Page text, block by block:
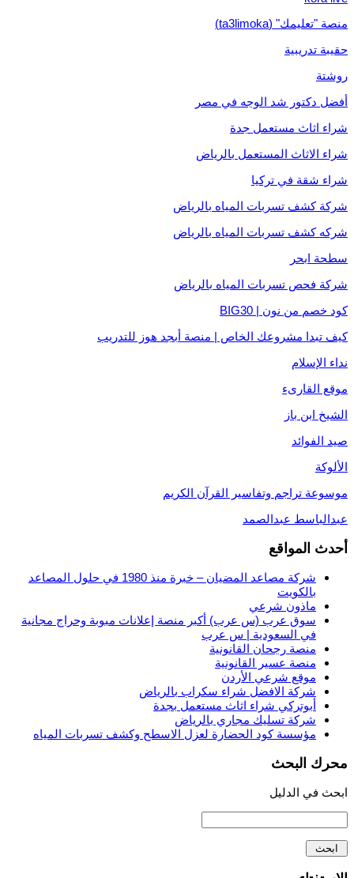
منصة "تعليمك" (ta3limoka)
حقيبة تدريبية
روشتة
أفضل دكتور شد الوجه في مصر
شراء اثاث مستعمل جدة
شراء الاثاث المستعمل بالرياض
شراء شقة في تركيا
شركة كشف تسربات المياه بالرياض
شركه كشف تسربات المياه بالرياض
سطحة ابحر
شركة فحص تسربات المياه بالرياض
كود خصم من نون | BIG30
كيف تبدا مشروعك الخاص | منصة أبجد هوز للتدريب
نداء الإسلام
موقع القارىء
الشيخ ابن باز
صيد الفوائد
الألوكة
موسوعة تراجم وتفاسير القرآن الكريم
عبدالباسط عبدالصمد
أحدث المواقع
شركة مصاعد المضيان – خبرة منذ 1980 في حلول المصاعد
بالكويت
ماذون شرعي
سوق عرب (س عرب) أكبر منصة إعلانات مبوبة وحراج مجانية
في السعودية | س عرب
منصة رجحان القانونية
منصة عسير القانونية
موقع شرعي الأردن
شركة الافضل شراء سكراب بالرياض
أبوتركي شراء اثاث مستعمل بجدة
شركة تسليك مجاري بالرياض
مؤسسة كود الحضارة لعزل الاسطح وكشف تسربات المياه
محرك البحث
ابحث في الدليل